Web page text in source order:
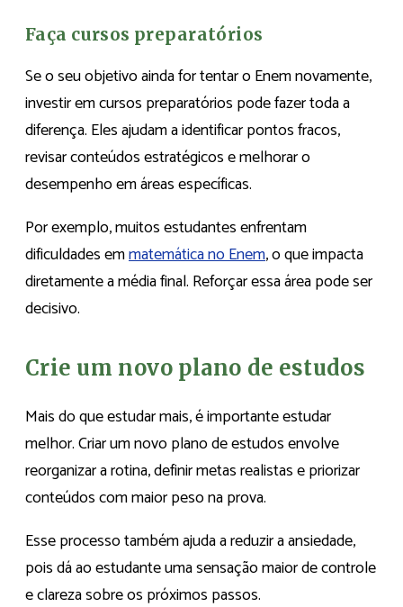
Faça cursos preparatórios
Se o seu objetivo ainda for tentar o Enem novamente,
investir em cursos preparatórios pode fazer toda a
diferença. Eles ajudam a identificar pontos fracos,
revisar conteúdos estratégicos e melhorar o
desempenho em áreas específicas.
Por exemplo, muitos estudantes enfrentam
dificuldades emmatemática no Enem, o que impacta
diretamente a média final. Reforçar essa área pode ser
decisivo.
Crie um novo plano de estudos
Mais do que estudar mais, é importante estudar
melhor. Criar um novo plano de estudos envolve
reorganizar a rotina, definir metas realistas e priorizar
conteúdos com maior peso na prova.
Esse processo também ajuda a reduzir a ansiedade,
pois dá ao estudante uma sensação maior de controle
e clareza sobre os próximos passos.